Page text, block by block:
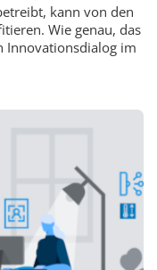
kann von den
Wie genau, das
Innovationsdialog im